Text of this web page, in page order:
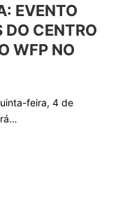
EVENTO
CENTRO
WFP NO
feira, 4 de